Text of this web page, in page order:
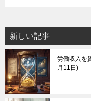
新しい記事
労働収入を
月11日